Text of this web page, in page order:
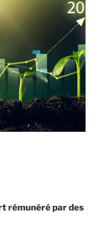
rémunéré par des